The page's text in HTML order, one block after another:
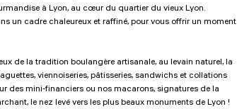
à Lyon, au cœur du quartier du vieux Lyon.
un cadre chaleureux et raffiné, pour vous offrir un moment
de la tradition boulangère artisanale, au levain naturel, la
viennoiseries, pâtisseries, sandwichs et collations
des mini-financiers ou nos macarons, signatures de la
le nez levé vers les plus beaux monuments de Lyon !